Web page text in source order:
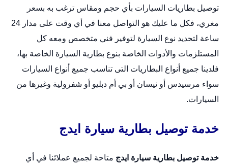
توصيل بطاريات السيارات بأي حجم ومقاس ترغب به بسعر
مغري، فكل ما عليك هو التواصل معنا في أي وقت على مدار 24
ساعة لتحديد نوع السيارة لتوفير فني متخصص ومعه كل
المستلزمات والأدوات الخاصة بنوع بطارية السيارة الخاصة بها،
فلدينا جميع أنواع البطاريات التى تناسب جميع أنواع السيارات
سواء مرسيدس أو نيسان أو بي أم دبليو أو شفرولية وغيرها من
السيارات.
خدمة توصيل بطارية سيارة ايدج
خدمة توصيل بطارية سيارة ايدج متاحة لجميع عملائنا في أي